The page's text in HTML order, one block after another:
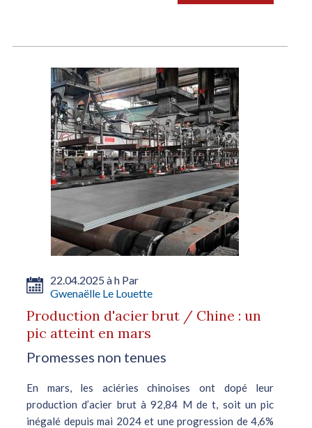
22.04.2025 à h Par
Gwenaëlle Le Louette
Production d'acier brut / Chine : un
pic atteint en mars
Promesses non tenues
En mars, les aciéries chinoises ont dopé leur
production d’acier brut à 92,84 M de t, soit un pic
inégalé depuis mai 2024 et une progression de 4,6%